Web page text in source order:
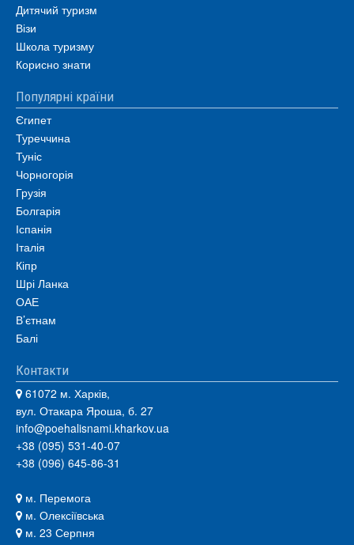
Дитячий туризм
Візи
Школа туризму
Корисно знати
Популярні країни
Єгипет
Туреччина
Туніс
Чорногорія
Грузія
Болгарія
Іспанія
Італія
Кіпр
Шрі Ланка
ОАЕ
В’єтнам
Балі
Контакти
61072 м. Харків,
вул. Отакара Яроша, б. 27
info@poehalisnami.kharkov.ua
+38 (095) 531-40-07
+38 (096) 645-86-31
м. Перемога
м. Олексіївська
м. 23 Серпня